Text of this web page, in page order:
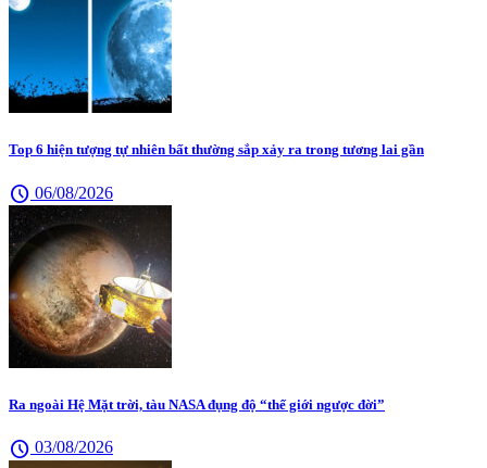
Top 6 hiện tượng tự nhiên bất thường sắp xảy ra trong tương lai gần
schedule 06/08/2026
Ra ngoài Hệ Mặt trời, tàu NASA đụng độ “thế giới ngược đời”
schedule 03/08/2026